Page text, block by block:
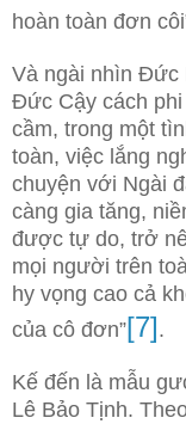
hoàn toàn đơn
Và ngài nhìn Đức
Đức Cậy cách phi
cầm, trong một
toàn, việc lắng
chuyện với Ngài
càng gia tăng,
được tự do, trở
mọi người trên
hy vọng cao cả
của cô đơn”[7].
Kế đến là mẫu
Lê Bảo Tịnh.